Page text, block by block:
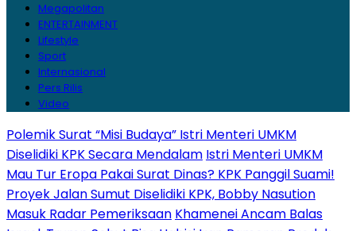
Megapolitan
ENTERTAINMENT
Lifestyle
Sport
Internasional
Pers Rilis
Video
Polemik Surat “Misi Budaya” Istri Menteri UMKM
Diselidiki KPK Secara Mendalam Istri Menteri UMKM
Mau Tur Eropa Pakai Surat Dinas? KPK Panggil Suami!
Proyek Jalan Sumut Diselidiki KPK, Bobby Nasution
Masuk Radar Pemeriksaan Khamenei Ancam Balas